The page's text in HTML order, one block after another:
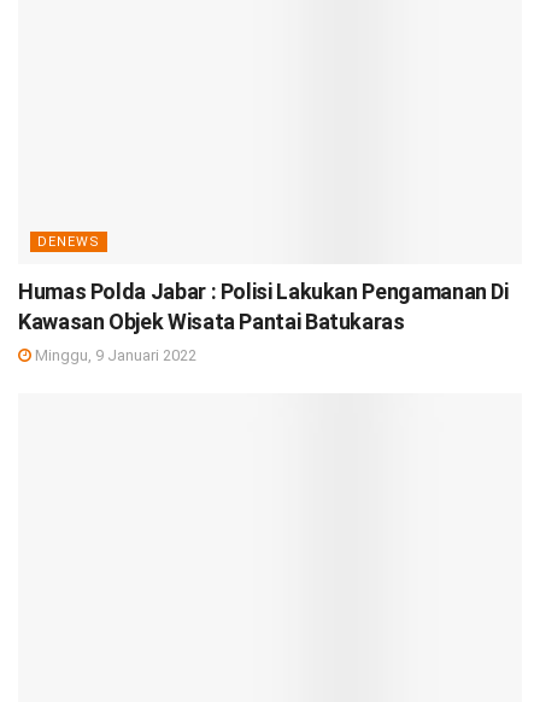
DENEWS
Humas Polda Jabar : Polisi Lakukan Pengamanan Di
Kawasan Objek Wisata Pantai Batukaras
Minggu, 9 Januari 2022